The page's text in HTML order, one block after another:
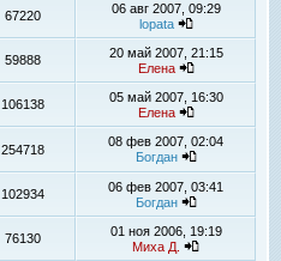
67220
06 авг 2007, 09:29
lopata
59888
20 май 2007, 21:15
Елена
106138
05 май 2007, 16:30
Елена
254718
08 фев 2007, 02:04
Богдан
102934
06 фев 2007, 03:41
Богдан
76130
01 ноя 2006, 19:19
Миха Д.